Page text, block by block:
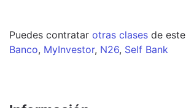
Puedes contratar otras clases de este
Banco, MyInvestor, N26, Self Bank